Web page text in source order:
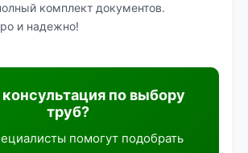
комплект документов.
и надежно!
по выбору
труб?
помогут подобрать